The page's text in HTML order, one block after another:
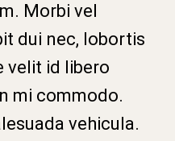
Morbi vel
dui nec, lobortis
velit id libero
mi commodo.
vehicula.